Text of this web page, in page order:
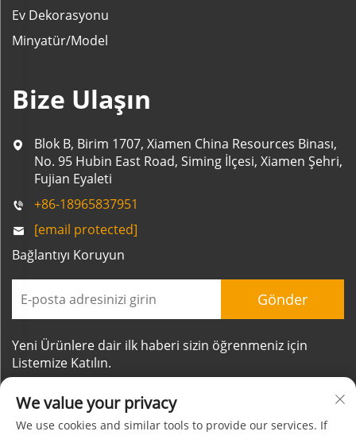
Ev Dekorasyonu
Minyatür/Model
Bize Ulaşın
Blok B, Birim 1707, Xiamen China Resources Binası,
No. 95 Hubin East Road, Siming İlçesi, Xiamen Şehri,
Fujian Eyaleti
+86-18965837951
[email protected]
Bağlantıyı Koruyun
Gönder
Yeni Ürünlere dair ilk haberi sizin öğrenmeniz için
Listemize Katılın.
We value your privacy
We use cookies and similar tools to provide our services. If